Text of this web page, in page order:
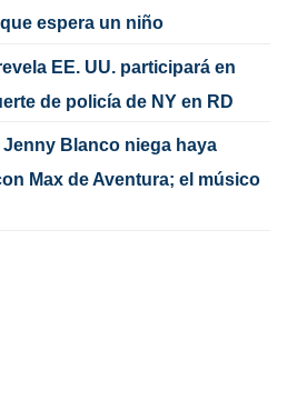
espera un niño
EE. UU. participará en
de policía de NY en RD
Blanco niega haya
Max de Aventura; el músico